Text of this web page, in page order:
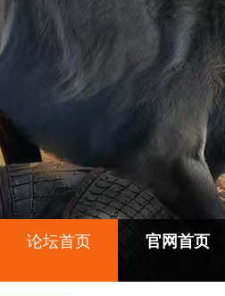
论坛首页 官网首页